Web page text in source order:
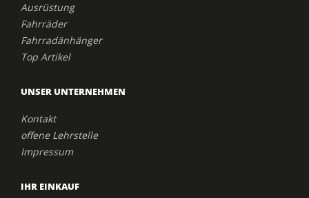
Ausrüstung
Fahrräder
Fahrradänhänger
Top Artikel
UNSER UNTERNEHMEN
Kontakt
offene Lehrstelle
Impressum
IHR EINKAUF